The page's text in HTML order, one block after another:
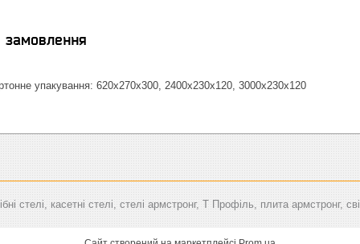
замовлення
упакування: 620х270х300, 2400х230х120, 3000х230х120
стелі, касетні стелі, стелі армстронг, Т Профіль, плита армстронг,